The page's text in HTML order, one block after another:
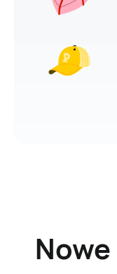
Nowe